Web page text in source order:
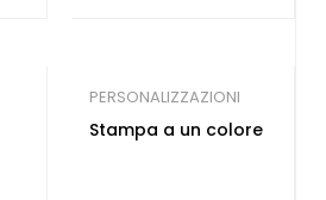
PERSONALIZZAZIONI
Stampa a un colore